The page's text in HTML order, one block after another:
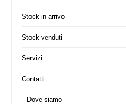
Stock in arrivo
Stock venduti
Servizi
Contatti
Dove siamo